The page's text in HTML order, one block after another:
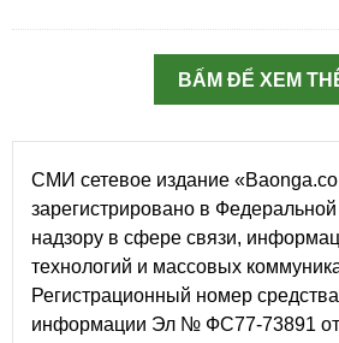
BẤM ĐỂ XEM
СМИ сетевое издание
зарегистрировано в
надзору в сфере связи,
технологий и массовых
Регистрационный номер
информации Эл № ФС77-73891 от